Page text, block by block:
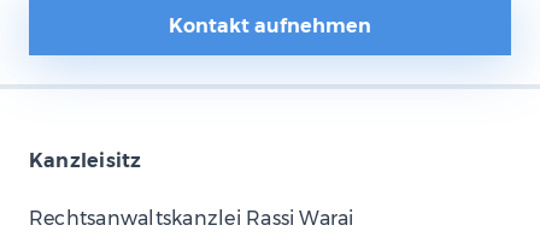
Kontakt aufnehmen
Kanzleisitz
Rechtsanwaltskanzlei Rassi Warai